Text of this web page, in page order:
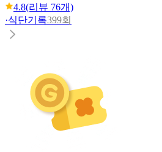
4.8(리뷰 76개)
·식단기록399회